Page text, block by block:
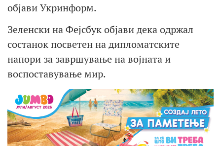
објави Укринформ.
Зеленски на Фејсбук објави дека одржал
состанок посветен на дипломатските
напори за завршување на војната и
воспоставување мир.